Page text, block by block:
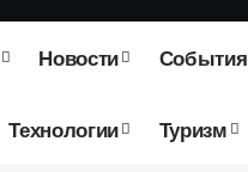
Новости События
Технологии Туризм